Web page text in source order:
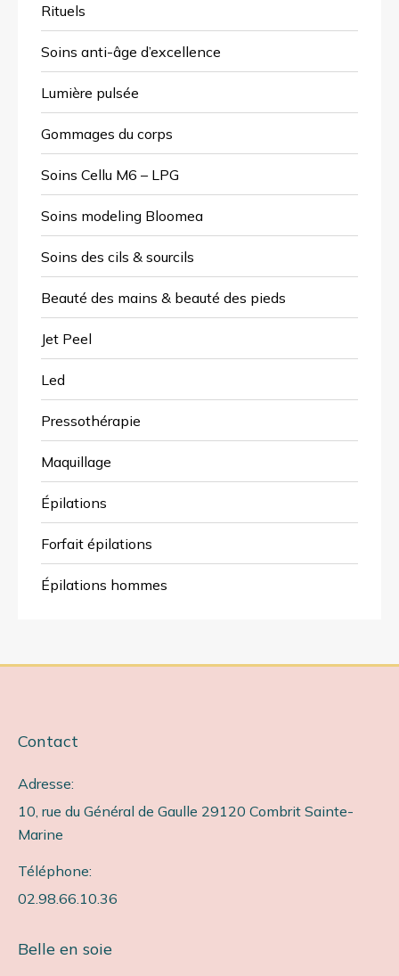
Rituels
Soins anti-âge d’excellence
Lumière pulsée
Gommages du corps
Soins Cellu M6 – LPG
Soins modeling Bloomea
Soins des cils & sourcils
Beauté des mains & beauté des pieds
Jet Peel
Led
Pressothérapie
Maquillage
Épilations
Forfait épilations
Épilations hommes
Contact
Adresse:
10, rue du Général de Gaulle 29120 Combrit Sainte-
Marine
Téléphone:
02.98.66.10.36
Belle en soie